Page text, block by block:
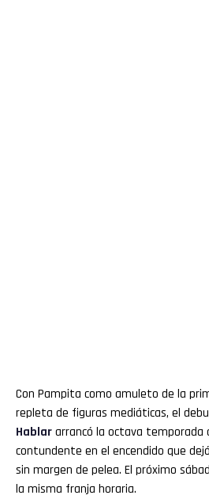
Con Pampita como amuleto de la
repleta de figuras mediáticas, el
Hablararrancó la octava temporada
contundente en el encendido que
sin margen de pelea. El próximo
la misma franja horaria.